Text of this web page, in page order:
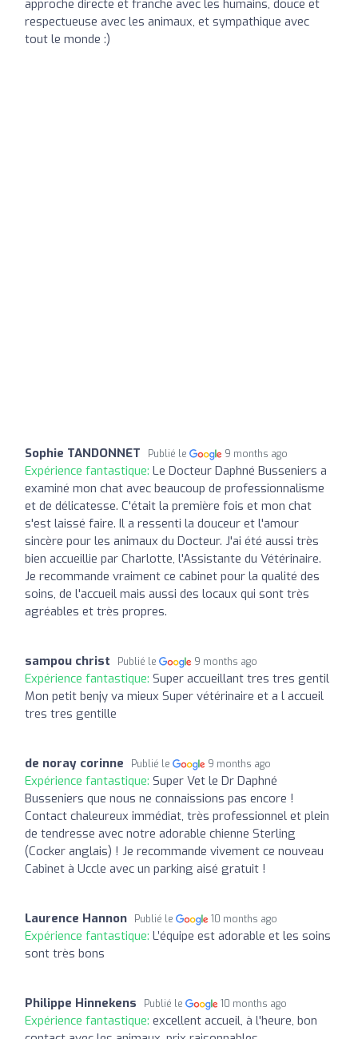
approche directe et franche avec les humains, douce et
respectueuse avec les animaux, et sympathique avec
tout le monde :)
Sophie TANDONNET Publié le 9 months ago
Expérience fantastique: Le Docteur Daphné Busseniers a
examiné mon chat avec beaucoup de professionnalisme
et de délicatesse. C'était la première fois et mon chat
s'est laissé faire. Il a ressenti la douceur et l'amour
sincère pour les animaux du Docteur. J'ai été aussi très
bien accueillie par Charlotte, l'Assistante du Vétérinaire.
Je recommande vraiment ce cabinet pour la qualité des
soins, de l'accueil mais aussi des locaux qui sont très
agréables et très propres.
sampou christ Publié le 9 months ago
Expérience fantastique: Super accueillant tres tres gentil
Mon petit benjy va mieux Super vétérinaire et a l accueil
tres tres gentille
de noray corinne Publié le 9 months ago
Expérience fantastique: Super Vet le Dr Daphné
Busseniers que nous ne connaissions pas encore !
Contact chaleureux immédiat, très professionnel et plein
de tendresse avec notre adorable chienne Sterling
(Cocker anglais) ! Je recommande vivement ce nouveau
Cabinet à Uccle avec un parking aisé gratuit !
Laurence Hannon Publié le 10 months ago
Expérience fantastique: L’équipe est adorable et les soins
sont très bons
Philippe Hinnekens Publié le 10 months ago
Expérience fantastique: excellent accueil, à l'heure, bon